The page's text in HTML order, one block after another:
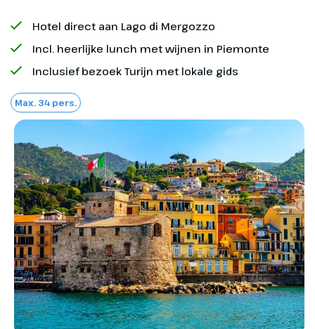
Hotel direct aan Lago di Mergozzo
Incl. heerlijke lunch met wijnen in Piemonte
Inclusief bezoek Turijn met lokale gids
Max. 34 pers.
Dag 2
Naar Italië
340 km
Optioneel bij te boeken
Reisverzekering
Excursies (ter plaatse of bij boeking te
voldoen)